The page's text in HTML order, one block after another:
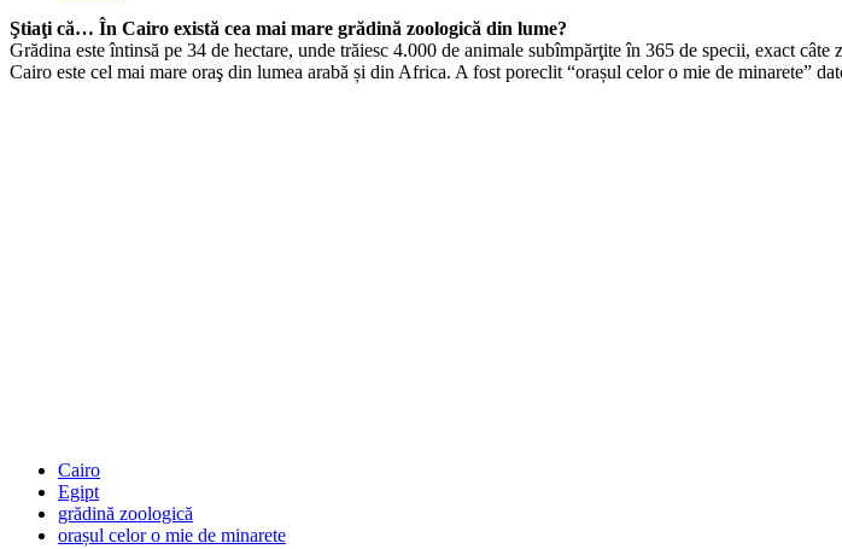
Ştiaţi că… În Cairo există cea mai mare grădină zoologică din lume?
Grădina este întinsă pe 34 de hectare, unde trăiesc 4.000 de animale subîmpărţite în 365 de specii, exact câte
Cairo este cel mai mare oraş din lumea arabă și din Africa. A fost poreclit “orașul celor o mie de minarete”
Cairo
Egipt
grădină zoologică
orașul celor o mie de minarete